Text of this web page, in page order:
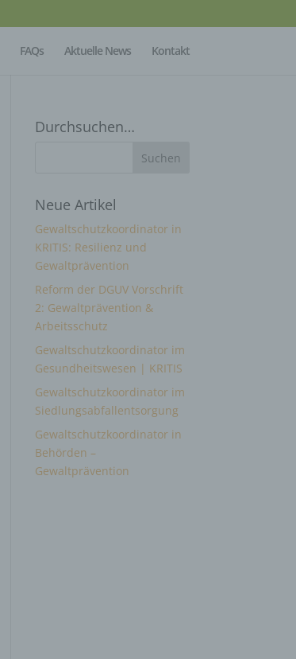
FAQs Aktuelle News Kontakt
Durchsuchen…
Neue Artikel
Gewaltschutzkoordinator in
KRITIS: Resilienz und
Gewaltprävention
Reform der DGUV Vorschrift
2: Gewaltprävention &
Arbeitsschutz
Gewaltschutzkoordinator im
Gesundheitswesen | KRITIS
Gewaltschutzkoordinator im
Siedlungsabfallentsorgung
Gewaltschutzkoordinator in
Behörden –
Gewaltprävention